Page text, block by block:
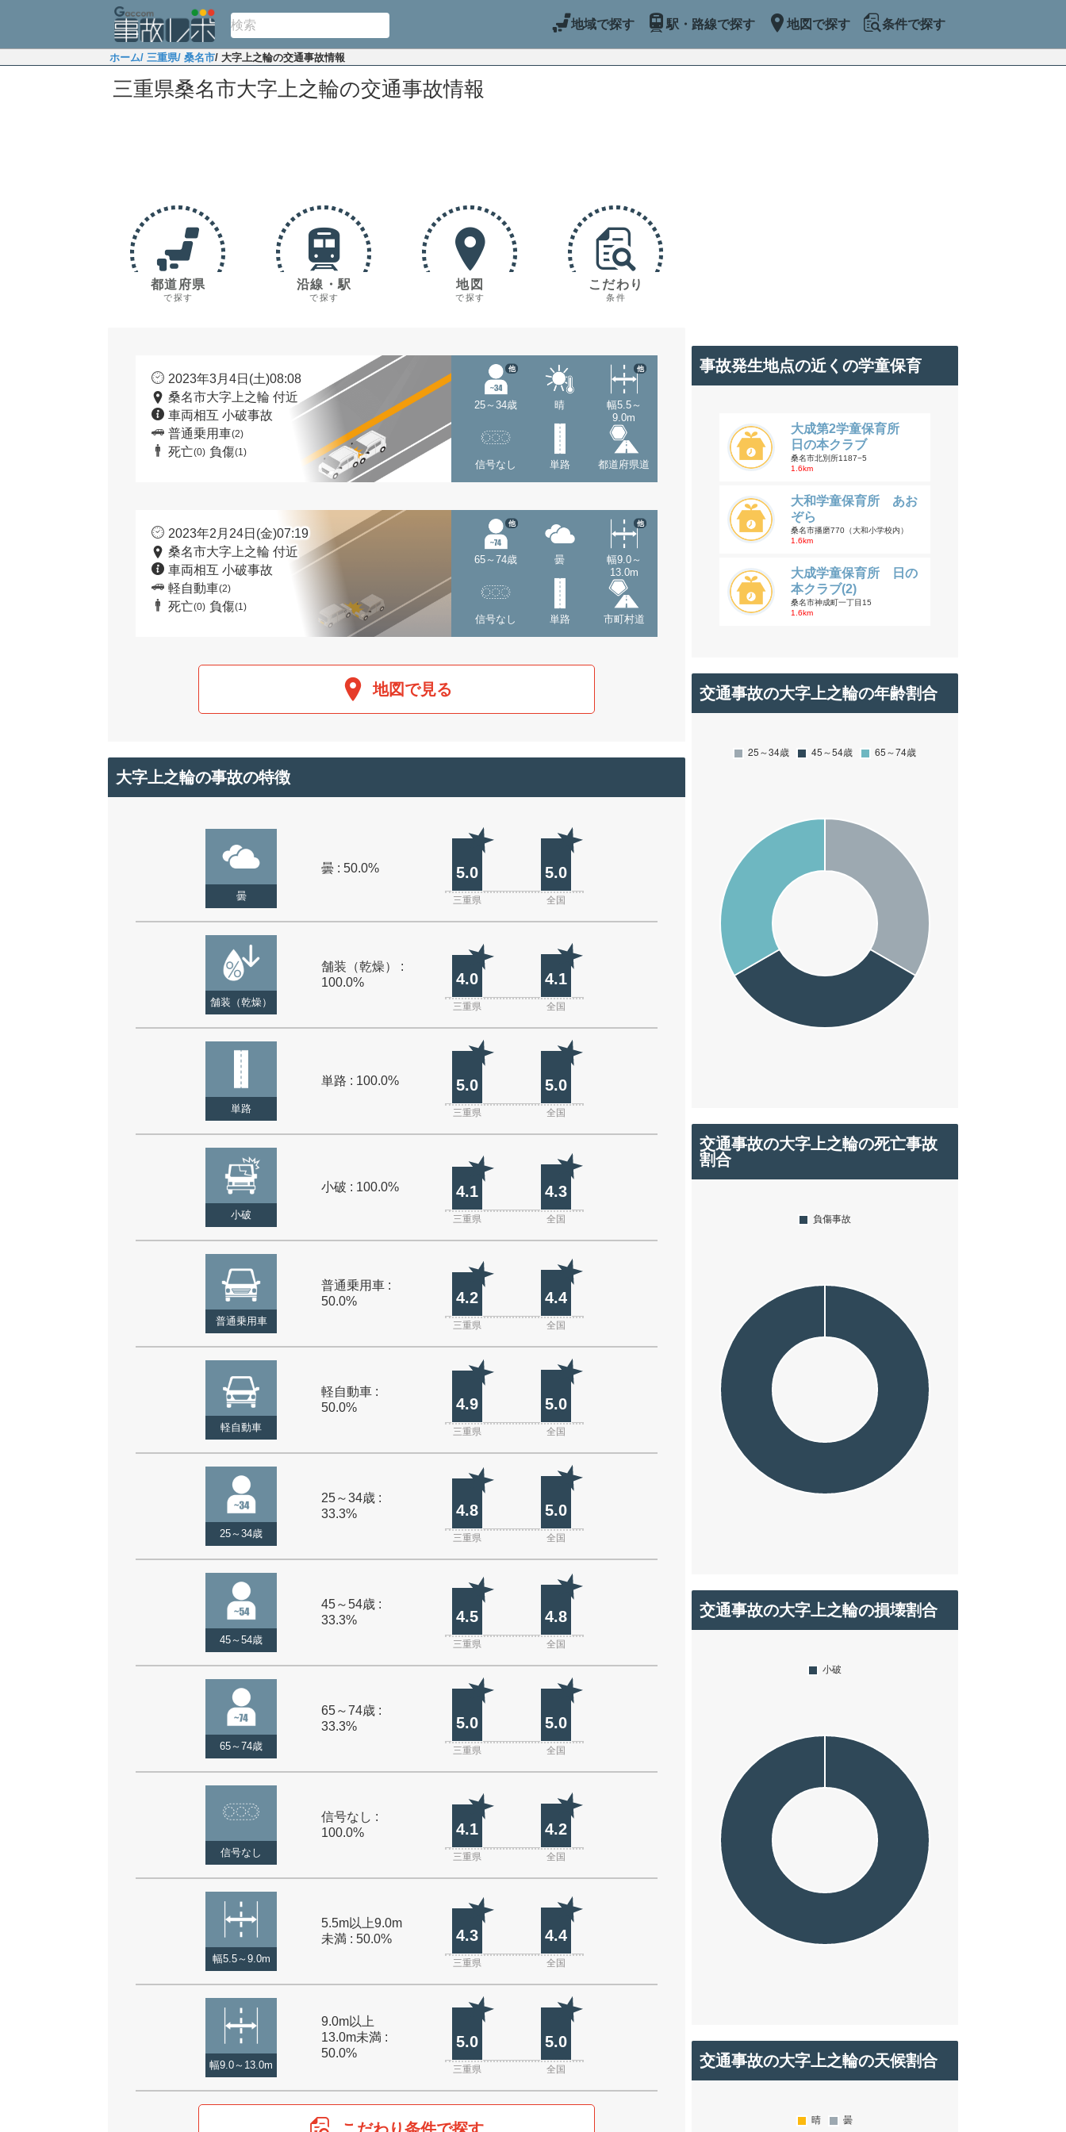
地域で探す 駅・路線で探す 地図で探す 条件で探す
ホーム/ 三重県/ 桑名市/ 大字上之輪の交通事故情報
三重県桑名市大字上之輪の交通事故情報
都道府県
で探す
沿線・駅
で探す
地図
で探す
こだわり
条件
2023年3月4日(土)08:08
桑名市大字上之輪 付近
車両相互 小破事故
普通乗用車(2)
死亡(0) 負傷(1)
25～34歳
他
晴
幅5.5～
9.0m
他
信号なし 単路 都道府県道
2023年2月24日(金)07:19
桑名市大字上之輪 付近
車両相互 小破事故
軽自動車(2)
死亡(0) 負傷(1)
65～74歳
他
曇
幅9.0～
13.0m
他
信号なし 単路 市町村道
地図で見る
大字上之輪の事故の特徴
曇
曇 : 50.0% 5.0 5.0
三重県 全国
舗装（乾燥）
舗装（乾燥） :
100.0%
4.0 4.1
三重県 全国
単路
単路 : 100.0% 5.0 5.0
三重県 全国
小破
小破 : 100.0% 4.1 4.3
三重県 全国
普通乗用車
普通乗用車 :
50.0%
4.2 4.4
三重県 全国
軽自動車
軽自動車 :
50.0%
4.9 5.0
三重県 全国
25～34歳
25～34歳 :
33.3%
4.8 5.0
三重県 全国
45～54歳
45～54歳 :
33.3%
4.5 4.8
三重県 全国
65～74歳
65～74歳 :
33.3%
5.0 5.0
三重県 全国
信号なし
信号なし :
100.0%
4.1 4.2
三重県 全国
幅5.5～9.0m
5.5m以上9.0m
未満 : 50.0%
4.3 4.4
三重県 全国
幅9.0～13.0m
9.0m以上
13.0m未満 :
50.0%
5.0 5.0
三重県 全国
事故発生地点の近くの学童保育
大成第2学童保育所
日の本クラブ
桑名市北別所1187−5
1.6km
大和学童保育所 あお
ぞら
桑名市播磨770（大和小学校内）
1.6km
大成学童保育所 日の
本クラブ(2)
桑名市神成町一丁目15
1.6km
交通事故の大字上之輪の年齢割合
交通事故の大字上之輪の死亡事故
割合
交通事故の大字上之輪の損壊割合
交通事故の大字上之輪の天候割合